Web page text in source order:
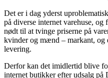
Det er i dag yderst
på diverse internet varehuse,
nødt til at tvinge priserne på
kvinder og mænd – markant, og
levering.
Derfor kan det imidlertid blive
internet butikker efter udsalg